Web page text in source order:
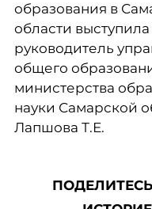
образования в
области выступила
руководитель
общего
министерства
науки Самарской
Лапшова Т.Е.